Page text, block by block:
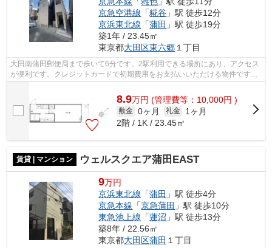
京急空港線 「糀谷 」駅 徒歩12分
京浜東北線 「蒲田 」駅 徒歩19分
築1年 / 23.45㎡
東京都大田区東六郷１丁目
大田南蒲田郵便局まで歩いて6分です。2駅利用できる場所にあり、アクセス
が便利です。クレジットカードで初期費用をお支払いいただける物件です。
8.9万円 (管理費等：10,000円 )
敷金 0ヶ月 礼金
1ヶ月
2階 / 1K / 23.45㎡
賃貸 | マンション ウェルスクエア蒲田EAST
9万円
京浜東北線 「蒲田 」駅 徒歩4分
京急本線 「京急蒲田 」駅 徒歩10分
東急池上線 「蓮沼 」駅 徒歩13分
築8年 / 22.56㎡
東京都大田区蒲田 １丁目